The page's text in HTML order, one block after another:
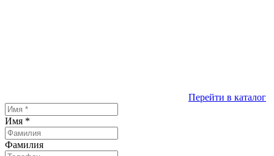
Перейти в каталог
Имя *
Фамилия